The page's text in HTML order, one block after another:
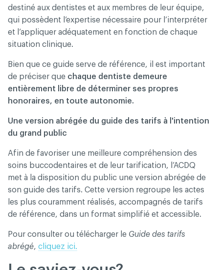
destiné aux dentistes et aux membres de leur équipe,
qui possèdent l’expertise nécessaire pour l’interpréter
et l’appliquer adéquatement en fonction de chaque
situation clinique.
Bien que ce guide serve de référence, il est important
de préciser que chaque dentiste demeure
entièrement libre de déterminer ses propres
honoraires, en toute autonomie.
Une version abrégée du guide des tarifs à l'intention
du grand public
Afin de favoriser une meilleure compréhension des
soins buccodentaires et de leur tarification, l’ACDQ
met à la disposition du public une version abrégée de
son guide des tarifs. Cette version regroupe les actes
les plus couramment réalisés, accompagnés de tarifs
de référence, dans un format simplifié et accessible.
Pour consulter ou télécharger le Guide des tarifs
abrégé, cliquez ici.